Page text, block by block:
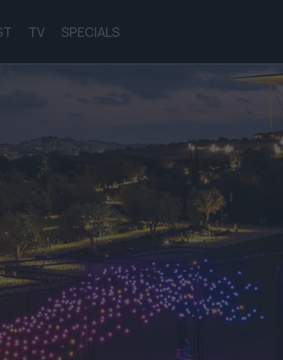
TV SPECIALS